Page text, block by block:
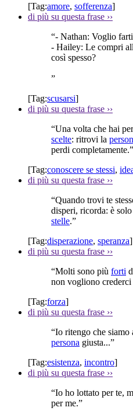
[Tag:amore, sofferenza]
di più su questa frase ››
“- Nathan: Voglio
- Hailey: Le compri
così spesso?
”
[Tag:scusarsi]
di più su questa frase ››
“Una volta che hai
scelte: ritrovi la
perdi completamente.”
[Tag:conoscere se stessi,
di più su questa frase ››
“Quando trovi te
disperi, ricorda: è
stelle.”
[Tag:disperazione, speranza]
di più su questa frase ››
“Molti sono più forti
non vogliono crederci
[Tag:forza]
di più su questa frase ››
“Io ritengo che siamo
persona giusta...”
[Tag:esistenza, incontro]
di più su questa frase ››
“Io ho lottato per te,
per me.”